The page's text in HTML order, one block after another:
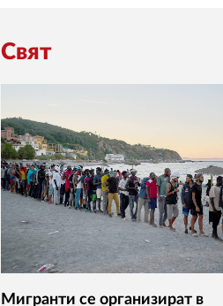
Свят
Мигранти се организират в